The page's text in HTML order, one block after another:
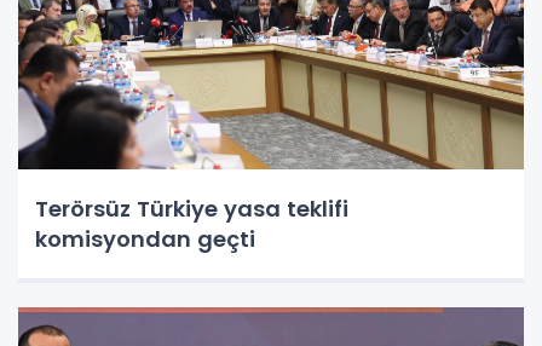
Terörsüz Türkiye yasa teklifi
komisyondan geçti